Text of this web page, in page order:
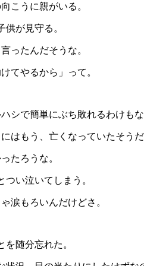
こうに親がいる。
供が見守る。
ったんだそうな。
てやるから」って。
シで簡単にぶち敗れるわけも
はもう、亡くなっていたそう
たろうな。
つい泣いてしまう。
涙もろいんだけどさ。
を随分忘れた。